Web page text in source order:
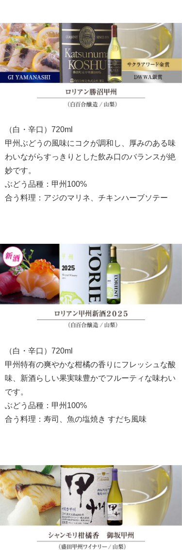
（白・辛口）720ml
甲州ぶどうの風味にコクが調和し、厚みのある味
わいながらすっきりとした飲み口のバランスが絶
妙です。
ぶどう品種：甲州100%
合う料理：アジのマリネ、チキンハーブソテー
（白・辛口）720ml
甲州特有の爽やかな柑橘の香りにフレッシュな酸
味、新酒らしい果実味豊かでフルーティな味わい
です。
ぶどう品種：甲州100%
合う料理：寿司、魚の塩焼き すだち風味